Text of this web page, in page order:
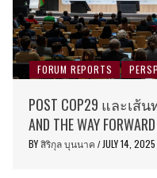
FORUM REPORTS
POST COP29 และเส้
AND THE WAY FORWARD
BYสิริกุล บุนนาค / JULY 14, 2025